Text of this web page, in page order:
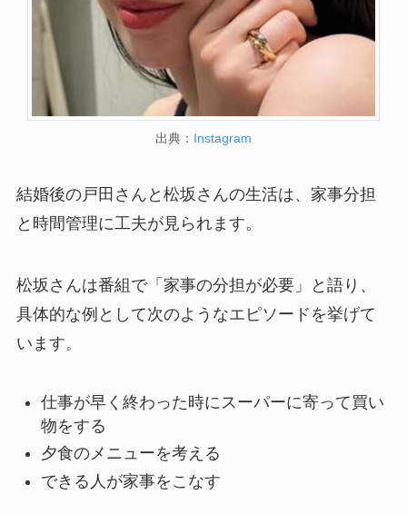
出典： Instagram
結婚後の戸田さんと松坂さんの生活は、家事分担
と時間管理に工夫が見られます。
松坂さんは番組で「家事の分担が必要」と語り、
具体的な例として次のようなエピソードを挙げて
います。
仕事が早く終わった時にスーパーに寄って買い
物をする
夕食のメニューを考える
できる人が家事をこなす